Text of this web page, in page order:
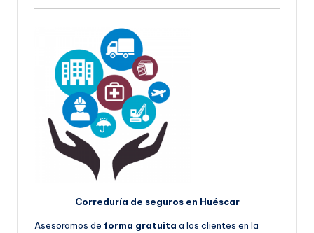
Correduría de seguros en Huéscar
Asesoramos de forma gratuita a los clientes en la